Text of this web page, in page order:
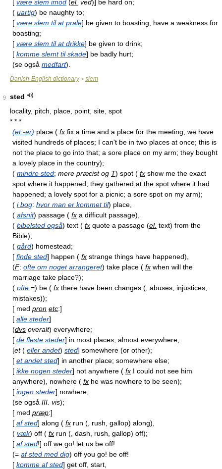
[ være slem imod (el. ved)] be hard on;
( uartig) be naughty to;
[ være slem til at prale] be given to boasting, have a weakness for
boasting;
[ være slem til at drikke] be given to drink;
[ komme slemt til skade] be badly hurt;
(se også medfart).
Danish-English dictionary> slem
9
sted
locality, pitch, place, point, site, spot
* * *
(et -er) place ( fx fix a time and a place for the meeting; we have
visited hundreds of places; I can't be in two places at once; this is
not the place to go into that; a sore place on my arm; they bought
a lovely place in the country);
( mindre sted; mere præcist og T) spot ( fx show me the exact
spot where it happened; they gathered at the spot where it had
happened; a lovely spot for a picnic; a sore spot on my arm);
( i bog: hvor man er kommet til) place,
( afsnit) passage ( fx a difficult passage),
( bibelsted også) text ( fx quote a passage (el. text) from the
Bible);
( gård) homestead;
[ finde sted] happen ( fx strange things have happened),
(F: ofte om noget arrangeret) take place ( fx when will the
marriage take place?);
( ofte =) be ( fx there have been changes (, abuses, injustices,
mistakes));
[ med pron etc:]
[ alle steder]
(dvs overalt) everywhere;
[ de fleste steder] in most places, almost everywhere;
[et( eller andet) sted] somewhere (or other);
[ et andet sted] in another place; somewhere else;
[ ikke nogen steder] not anywhere ( fx I could not see him
anywhere), nowhere ( fx he was nowhere to be seen);
[ ingen steder] nowhere;
(se også III. vis);
[ med præp:]
[ af sted] along ( fx run (, rush, gallop) along),
( væk) off ( fx run (, dash, rush, gallop) off);
[ af sted!] off we go! let us be off!
(= af sted med dig) off you go! be off!
[ komme af sted] get off, start,